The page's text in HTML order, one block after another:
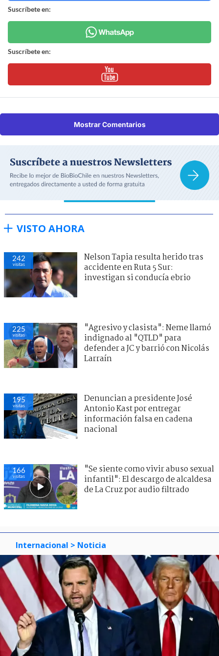
Suscríbete en:
Suscríbete en:
Mostrar Comentarios
VISTO AHORA
242
visitas
Nelson Tapia resulta herido tras
accidente en Ruta 5 Sur:
investigan si conducía ebrio
225
visitas
"Agresivo y clasista": Neme llamó
indignado al "QTLD" para
defender a JC y barrió con Nicolás
Larraín
195
visitas
Denuncian a presidente José
Antonio Kast por entregar
información falsa en cadena
nacional
166
visitas
"Se siente como vivir abuso sexual
infantil": El descargo de alcaldesa
de La Cruz por audio filtrado
Internacional > Noticia